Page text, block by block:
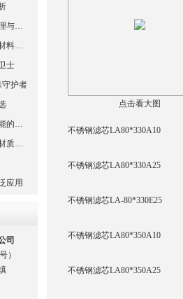
点击看大图
不锈钢滤芯LA80*330A10
不锈钢滤芯LA80*330A25
不锈钢滤芯LA-80*330E25
不锈钢滤芯LA80*350A10
不锈钢滤芯LA80*350A25
油液清道夫：聚结滤芯的分离原理与核心作用解析
不锈钢滤芯测试标准全解析，从材料性能到应用场景的严苛验证
士
守护者
耐高温滤芯是高温环境下过滤效能的安全守护者
详细解析！不锈钢滤芯的应用、材质以及使用特点
应用
司
）